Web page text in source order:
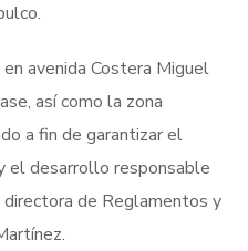
avenida Costera Miguel
así como la zona
a fin de garantizar el
el desarrollo responsable
de Reglamentos y